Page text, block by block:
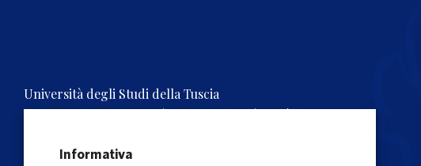
Università degli Studi della Tuscia
Rettorato, Via S.M. in Gradi n.4, 01100 Viterbo, ITALY.
C.F. 80029030568 – P.IVA 00575560560
Informativa